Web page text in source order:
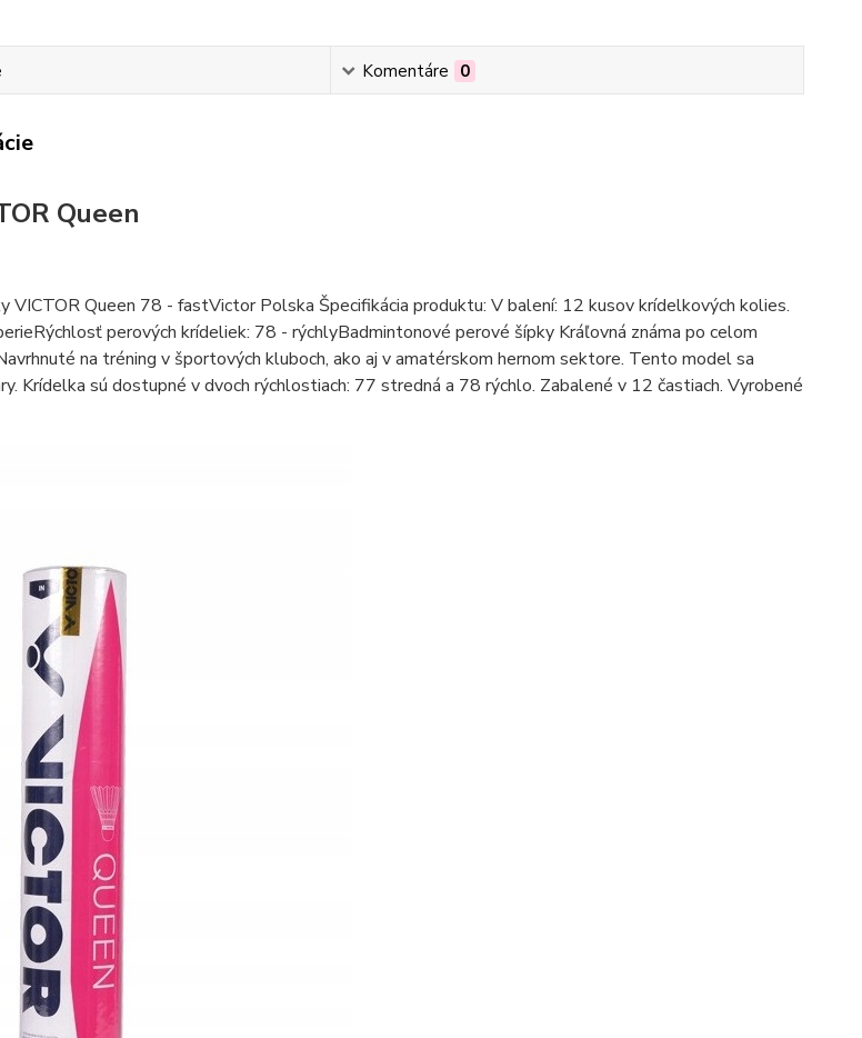
Komentáre 0
Queen
VICTOR Queen 78 - fastVictor Polska Špecifikácia produktu: V balení: 12 kusov krídelkových kolies.
perových krídeliek: 78 - rýchlyBadmintonové perové šípky Kráľovná známa po celom
na tréning v športových kluboch, ako aj v amatérskom hernom sektore. Tento model sa
Krídelka sú dostupné v dvoch rýchlostiach: 77 stredná a 78 rýchlo. Zabalené v 12 častiach. Vyrobené